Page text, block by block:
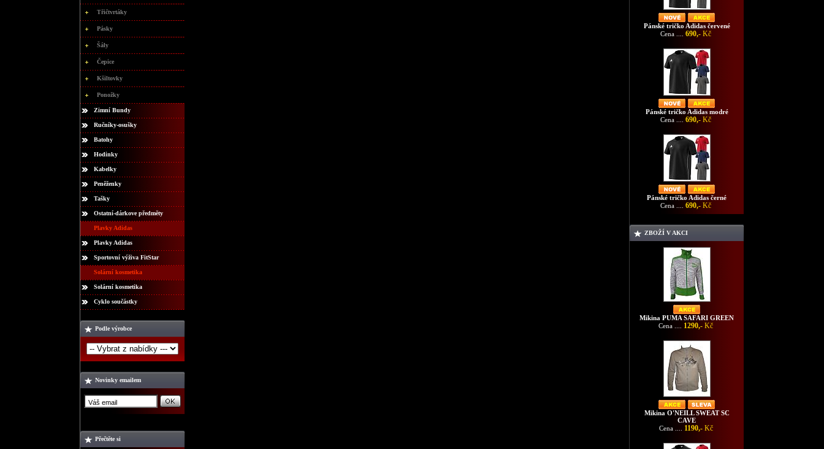
Třičtvrtáky
Pásky
Šály
Čepice
Kšiltovky
Ponožky
Zimní Bundy
Ručníky-osušky
Batohy
Hodinky
Kabelky
Peněženky
Tašky
Ostatní-dárkove předměty
Plavky Adidas
Plavky Adidas
Sportovní výživa FitStar
Solární kosmetika
Solární kosmetika
Cyklo součástky
Podle výrobce
Novinky emailem
Přečtěte si
Pánské tričko Adidas červené
Cena .... 690,- Kč
Pánské tričko Adidas modré
Cena .... 690,- Kč
Pánské tričko Adidas černé
Cena .... 690,- Kč
ZBOŽÍ V AKCI
Mikina PUMA SAFARI GREEN
Cena .... 1290,- Kč
Mikina O'NEILL SWEAT SC
CAVE
Cena ....
1190,-Kč